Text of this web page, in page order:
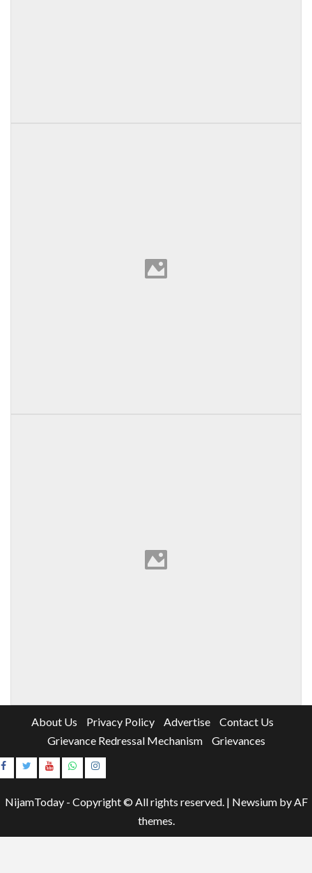
About Us Privacy Policy Advertise
Contact Us
Grievance Redressal Mechanism
Grievances
Instagram
NijamToday - Copyright © All rights reserved. | Newsiumby AF
themes.